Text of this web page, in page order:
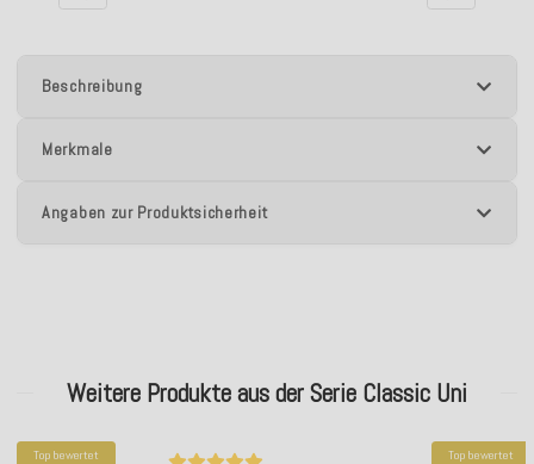
Beschreibung
Merkmale
Angaben zur Produktsicherheit
Weitere Produkte aus der Serie Classic Uni
Top bewertet Top bewertet